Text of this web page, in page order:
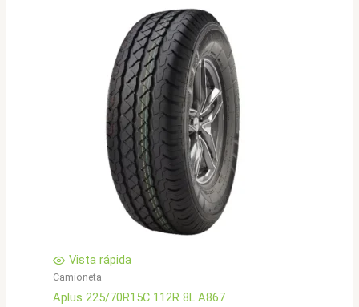
Vista rápida
Camioneta
Aplus 225/70R15C 112R 8L A867